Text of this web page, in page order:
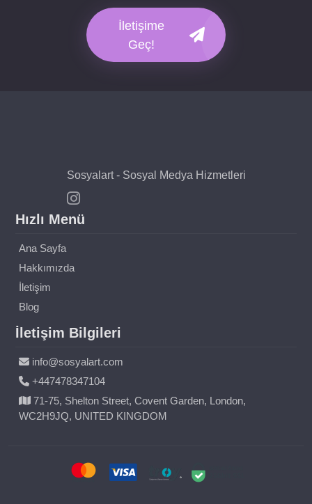
İletişime
Geç!
Sosyalart - Sosyal Medya Hizmetleri
Hızlı Menü
Ana Sayfa
Hakkımızda
İletişim
Blog
İletişim Bilgileri
info@sosyalart.com
+447478347104
71-75, Shelton Street, Covent Garden, London,
WC2H9JQ, UNITED KINGDOM